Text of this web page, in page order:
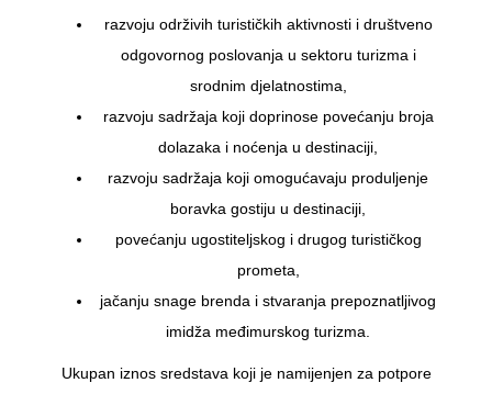
razvoju održivih turističkih aktivnosti i društveno
odgovornog poslovanja u sektoru turizma i
srodnim djelatnostima,
razvoju sadržaja koji doprinose povećanju broja
dolazaka i noćenja u destinaciji,
razvoju sadržaja koji omogućavaju produljenje
boravka gostiju u destinaciji,
povećanju ugostiteljskog i drugog turističkog
prometa,
jačanju snage brenda i stvaranja prepoznatljivog
imidža međimurskog turizma.
Ukupan iznos sredstava koji je namijenjen za potpore